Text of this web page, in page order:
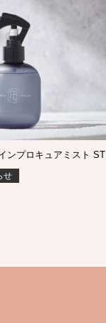
ンプロキュアミスト ST
せ